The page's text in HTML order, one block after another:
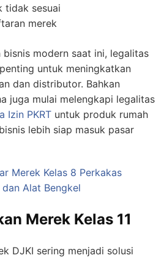
tidak sesuai
merek
bisnis modern saat ini, legalitas
untuk meningkatkan
dan distributor. Bahkan
juga mulai melengkapi legalitas
Izin PKRT untuk produk rumah
lebih siap masuk pasar
Merek Kelas 8 Perkakas
Alat Bengkel
Merek Kelas 11
DJKI sering menjadi solusi